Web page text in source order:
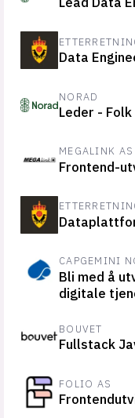
Data
NORAD
Leder -
MEGALINK AS
Frontend-
CAPGEMINI
Bli med å
digitale
BOUVET
Fullstack
FOLIO AS